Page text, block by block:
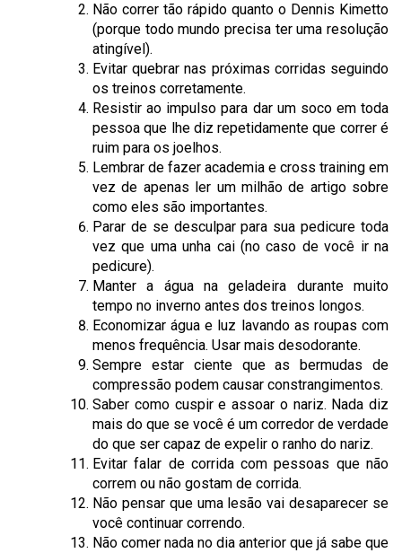
Não correr tão rápido quanto o Dennis Kimetto
(porque todo mundo precisa ter uma resolução
atingível).
Evitar quebrar nas próximas corridas seguindo
os treinos corretamente.
Resistir ao impulso para dar um soco em toda
pessoa que lhe diz repetidamente que correr é
ruim para os joelhos.
Lembrar de fazer academia e cross training em
vez de apenas ler um milhão de artigo sobre
como eles são importantes.
Parar de se desculpar para sua pedicure toda
vez que uma unha cai (no caso de você ir na
pedicure).
Manter a água na geladeira durante muito
tempo no inverno antes dos treinos longos.
Economizar água e luz lavando as roupas com
menos frequência. Usar mais desodorante.
Sempre estar ciente que as bermudas de
compressão podem causar constrangimentos.
Saber como cuspir e assoar o nariz. Nada diz
mais do que se você é um corredor de verdade
do que ser capaz de expelir o ranho do nariz.
Evitar falar de corrida com pessoas que não
correm ou não gostam de corrida.
Não pensar que uma lesão vai desaparecer se
você continuar correndo.
Não comer nada no dia anterior que já sabe que